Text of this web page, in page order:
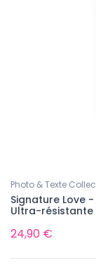
Photo & Texte
Signature Love
Ultra-résistante
24,90 €